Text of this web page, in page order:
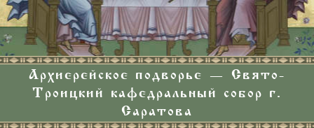
Архиерейское подворье — Свято-
Троицкий кафедральный собор г.
Саратова